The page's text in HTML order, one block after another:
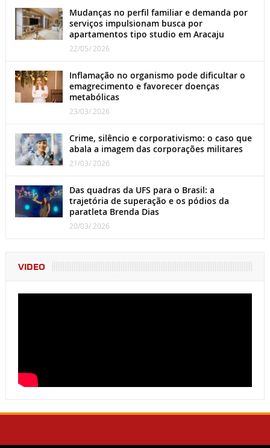
Mudanças no perfil familiar e demanda por
serviços impulsionam busca por
apartamentos tipo studio em Aracaju
22/05/ 2026
Inflamação no organismo pode dificultar o
emagrecimento e favorecer doenças
metabólicas
23/03/ 2026
Crime, silêncio e corporativismo: o caso que
abala a imagem das corporações militares
21/03/ 2026
Das quadras da UFS para o Brasil: a
trajetória de superação e os pódios da
paratleta Brenda Dias
20/03/ 2026
VIDEO